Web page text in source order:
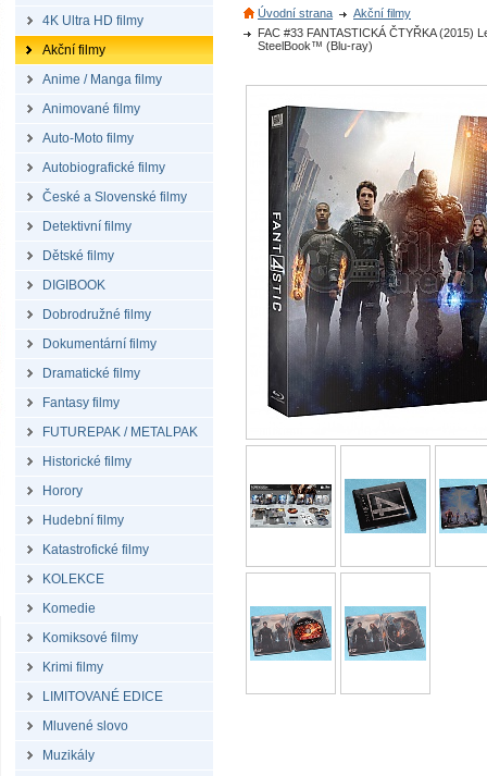
4K Ultra HD filmy
Akční filmy
Anime / Manga filmy
Animované filmy
Auto-Moto filmy
Autobiografické filmy
České a Slovenské filmy
Detektivní filmy
Dětské filmy
DIGIBOOK
Dobrodružné filmy
Dokumentární filmy
Dramatické filmy
Fantasy filmy
FUTUREPAK / METALPAK
Historické filmy
Horory
Hudební filmy
Katastrofické filmy
KOLEKCE
Komedie
Komiksové filmy
Krimi filmy
LIMITOVANÉ EDICE
Mluvené slovo
Muzikály
Úvodní strana
Akční filmy
FAC #33 FANTASTICKÁ ČTYŘKA (2015)
SteelBook™ (Blu-ray)